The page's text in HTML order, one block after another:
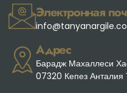
Электронная
Адрес
Барадж Махаллеси
07320 Кепез